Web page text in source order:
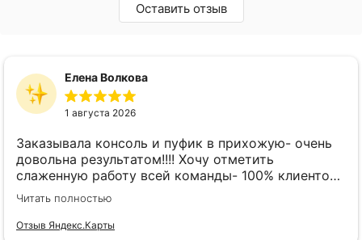
Оставить отзыв
Елена Волкова
1 августа 2026
Заказывала консоль и пуфик в прихожую- очень
довольна результатом!!!! Хочу отметить
слаженную работу всей команды- 100% клиенто
ориентированная команда!!!! При заказе
внимательно слушают заказчика , что очень
облегчает подбор материала и цвета. Четкая
Читать полностью
Отзыв Яндекс.Карты